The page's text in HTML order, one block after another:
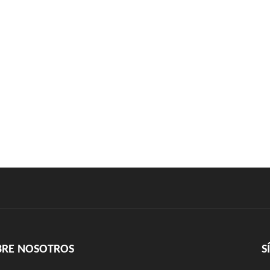
NOSOTROS